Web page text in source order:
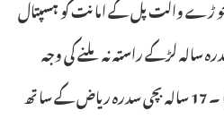
ڑے والت پل کے اما نت کو ہسپتال
سالہ لڑکے راستہ نہ ملنے کی وجہ
سیایمبو لینس میں ہی دم دے دیا ۔ 17 سالہ بچی سدرہ ریاض کے سا تھ